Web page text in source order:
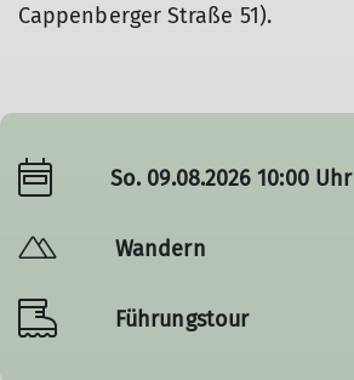
Cappenberger Straße 51).
So. 09.08.2026 10:00 Uhr
Wandern
Führungstour